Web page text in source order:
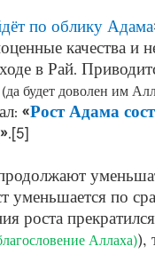
по облику Адама
качества и
в Рай.
(да будет доволен им
«Рост Адама
».[5]
уменьшается по
роста
Аллаха)),